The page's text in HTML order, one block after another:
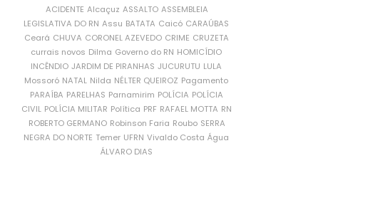
ACIDENTE Alcaçuz ASSALTO ASSEMBLEIA
LEGISLATIVA DO RN Assu BATATA Caicó CARAÚBAS
Ceará CHUVA CORONEL AZEVEDO CRIME CRUZETA
currais novos Dilma Governo do RN HOMICÍDIO
INCÊNDIO JARDIM DE PIRANHAS JUCURUTU LULA
Mossoró NATAL Nilda NÉLTER QUEIROZ Pagamento
PARAÍBA PARELHAS Parnamirim POLÍCIA POLÍCIA
CIVIL POLÍCIA MILITAR Política PRF RAFAEL MOTTA RN
ROBERTO GERMANO Robinson Faria Roubo SERRA
NEGRA DO NORTE Temer UFRN Vivaldo Costa Água
ÁLVARO DIAS